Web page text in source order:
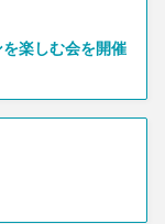
楽しむ会を開催